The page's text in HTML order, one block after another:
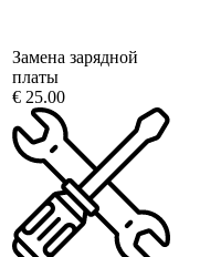
Замена зарядной
платы
€ 25.00